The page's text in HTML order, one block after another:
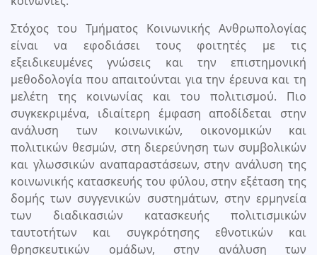
Στόχος του Τμήματος Κοινωνικής Ανθρωπολογίας
είναι να εφοδιάσει τους φοιτητές με τις
εξειδικευμένες γνώσεις και την επιστημονική
μεθοδολογία που απαιτούνται για την έρευνα και τη
μελέτη της κοινωνίας και του πολιτισμού. Πιο
συγκεκριμένα, ιδιαίτερη έμφαση αποδίδεται στην
ανάλυση των κοινωνικών, οικονομικών και
πολιτικών θεσμών, στη διερεύνηση των συμβολικών
και γλωσσικών αναπαραστάσεων, στην ανάλυση της
κοινωνικής κατασκευής του φύλου, στην εξέταση της
δομής των συγγενικών συστημάτων, στην ερμηνεία
των διαδικασιών κατασκευής πολιτισμικών
ταυτοτήτων και συγκρότησης εθνοτικών και
θρησκευτικών ομάδων, στην ανάλυση των